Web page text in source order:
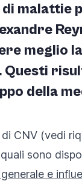
malattie
meglio
Questi
della
CNV (vedi
sono
e